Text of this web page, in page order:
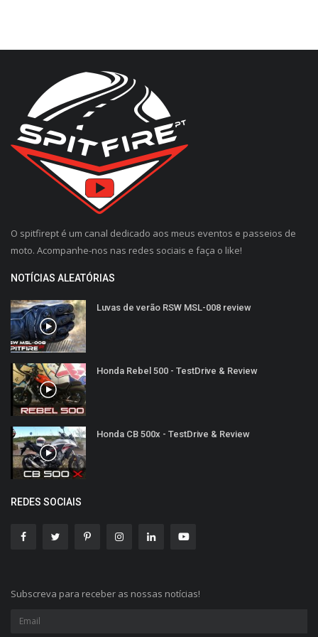
O spitfirept é um canal dedicado aos meus eventos e passeios de
moto. Acompanhe-nos nas redes sociais e faça o like!
NOTÍCIAS ALEATÓRIAS
Luvas de verão RSW MSL-008 review
Honda Rebel 500 - TestDrive & Review
Honda CB 500x - TestDrive & Review
REDES SOCIAIS
Subscreva para receber as nossas notícias!